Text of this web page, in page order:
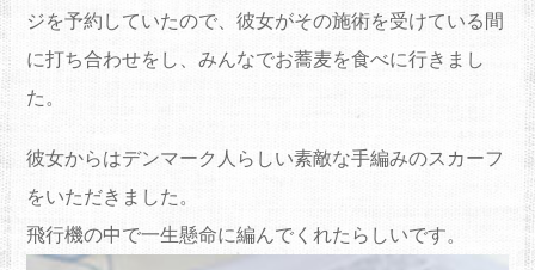
ジを予約していたので、彼女がその施術を受けている間
に打ち合わせをし、みんなでお蕎麦を食べに行きまし
た。
彼女からはデンマーク人らしい素敵な手編みのスカーフ
をいただきました。
飛行機の中で一生懸命に編んでくれたらしいです。